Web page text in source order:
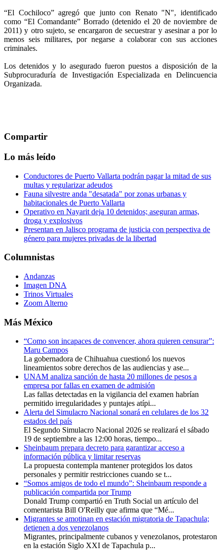
“El Cochiloco” agregó que junto con Renato "N", identificado
como “El Comandante” Borrado (detenido el 20 de noviembre de
2011) y otro sujeto, se encargaron de secuestrar y asesinar a por lo
menos seis militares, por negarse a colaborar con sus acciones
criminales.
Los detenidos y lo asegurado fueron puestos a disposición de la
Subprocuraduría de Investigación Especializada en Delincuencia
Organizada.
Compartir
Lo más leído
Conductores de Puerto Vallarta podrán pagar la mitad de sus
multas y regularizar adeudos
Fauna silvestre anda "desatada" por zonas urbanas y
habitacionales de Puerto Vallarta
Operativo en Nayarit deja 10 detenidos; aseguran armas,
droga y explosivos
Presentan en Jalisco programa de justicia con perspectiva de
género para mujeres privadas de la libertad
Columnistas
Andanzas
Imagen DNA
Trinos Virtuales
Zoom Alterno
Más México
“Como son incapaces de convencer, ahora quieren censurar”:
Maru Campos
La gobernadora de Chihuahua cuestionó los nuevos
lineamientos sobre derechos de las audiencias y ase...
UNAM analiza sanción de hasta 20 millones de pesos a
empresa por fallas en examen de admisión
Las fallas detectadas en la vigilancia del examen habrían
permitido irregularidades y puntajes atípi...
Alerta del Simulacro Nacional sonará en celulares de los 32
estados del país
El Segundo Simulacro Nacional 2026 se realizará el sábado
19 de septiembre a las 12:00 horas, tiempo...
Sheinbaum prepara decreto para garantizar acceso a
información pública y limitar reservas
La propuesta contempla mantener protegidos los datos
personales y permitir restricciones cuando se t...
“Somos amigos de todo el mundo”: Sheinbaum responde a
publicación compartida por Trump
Donald Trump compartió en Truth Social un artículo del
comentarista Bill O'Reilly que afirma que “Mé...
Migrantes se amotinan en estación migratoria de Tapachula;
detienen a dos venezolanos
Migrantes, principalmente cubanos y venezolanos, protestaron
en la estación Siglo XXI de Tapachula p...